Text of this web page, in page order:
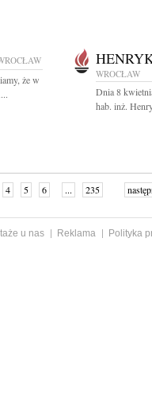
że w
WROCŁAW
Dnia 8
hab. inż.
4 5 6 ... 235
u nas Reklama
Polityka